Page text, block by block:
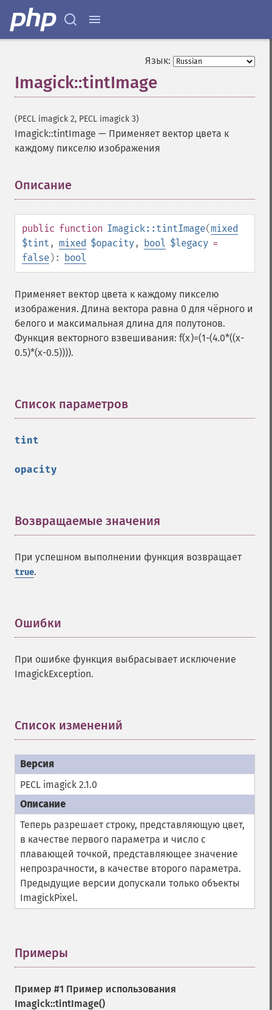
Язык:
Imagick::tintImage
(PECL imagick 2, PECL imagick 3)
Imagick::tintImage — Применяет вектор цвета к
каждому пикселю изображения
Описание
public function Imagick::tintImage(mixed
$tint , mixed $opacity, bool $legacy =
false): bool
Применяет вектор цвета к каждому пикселю
изображения. Длина вектора равна 0 для чёрного и
белого и максимальная длина для полутонов.
Функция векторного взвешивания: f(x)=(1-(4.0*((x-
0.5)*(x-0.5)))).
Список параметров
tint
opacity
Возвращаемые значения
При успешном выполнении функция возвращает
true.
Ошибки
При ошибке функция выбрасывает исключение
ImagickException.
Список изменений
PECL imagick 2.1.0
Теперь разрешает строку, представляющую цвет,
в качестве первого параметра и число с
плавающей точкой, представляющее значение
непрозрачности, в качестве второго параметра.
Предыдущие версии допускали только объекты
ImagickPixel.
Примеры
Пример #1 Пример использования
Imagick::tintImage()
getFilename
getFont
getFormat
getImage
getImageAlphaChannel
getImageBackgroundColor
getImageBlob
getImageBluePrimary
getImageChannelDepth
getImageChannelDistortion
getImageChannelDistortions
getImageChannelKurtosis
getImageChannelMean
getImageChannelRange
getImageChannelStatistics
getImageColors
getImageColorspace
getImageCompose
getImageCompression
getImageCompressionQuality
getImageDispose
getImageDistortion
getImageFormat
getImageGeometry
getImageHeight
getImageHistogram
getImageInterpolateMethod
getImageIterations
getImageOrientation
getImagePage
getImageProfile
getImageProfiles
getImageRedPrimary
getImageRegion
getImageRenderingIntent
getImageResolution
getImagesBlob
getImageScene
getImageTicksPerSecond
getImageTotalInkDensity
getImageType
getImageUnits
getImageVirtualPixelMethod
getImageWhitePoint
getNumberImages
getPackageName
getPage